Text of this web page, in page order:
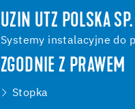
UZIN UTZ POLSKA
Systemy instalacyjne do
ZGODNIE Z PRAWEM
Stopka